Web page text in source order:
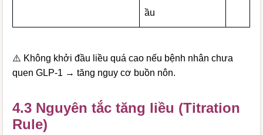
ầu
⚠️ Không khởi đầu liều quá cao nếu bệnh nhân chưa
quen GLP-1 → tăng nguy cơ buồn nôn.
4.3 Nguyên tắc tăng liều (Titration
Rule)